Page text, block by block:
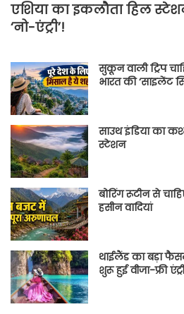
एशिया का इकलौता हिल
‘नो-एंट्री’!
सुकून वाली ट्रिप
भारत की ‘साइलेंट
साउथ इंडिया का
स्टेशन
बोरिंग रूटीन से
हसीन वादियां
थाईलैंड का बड़ा
शुरू हुई वीजा-फ्री एंट्री